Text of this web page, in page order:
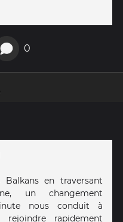
0
en traversant
un changement
nous conduit à
rapidement